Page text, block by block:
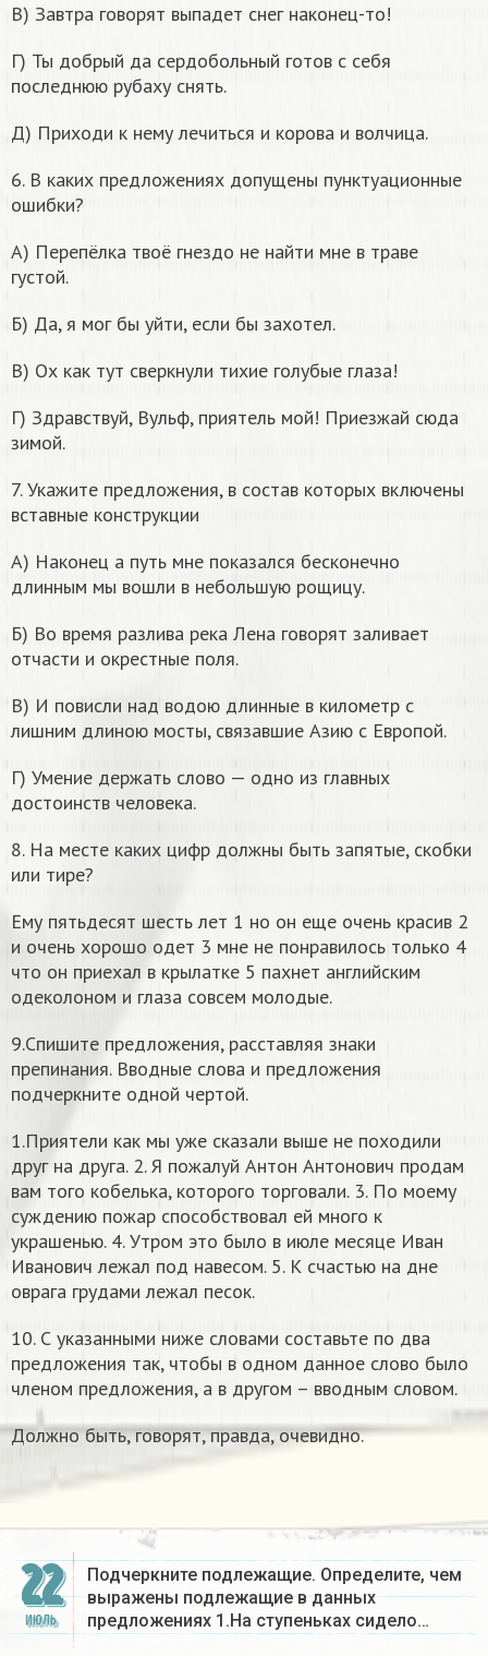
В) Завтра говорят выпадет снег наконец-то!
Г) Ты добрый да сердобольный готов с себя
последнюю рубаху снять.
Д) Приходи к нему лечиться и корова и волчица.
6. В каких предложениях допущены пунктуационные
ошибки?
A) Перепёлка твоё гнездо не найти мне в траве
густой.
Б) Да, я мог бы уйти, если бы захотел.
В) Ох как тут сверкнули тихие голубые глаза!
Г) Здравствуй, Вульф, приятель мой! Приезжай сюда
зимой.
7. Укажите предложения, в состав которых включены
вставные конструкции
A) Наконец а путь мне показался бесконечно
длинным мы вошли в небольшую рощицу.
Б) Во время разлива река Лена говорят заливает
отчасти и окрестные поля.
В) И повисли над водою длинные в километр с
лишним длиною мосты, связавшие Азию с Европой.
Г) Умение держать слово — одно из главных
достоинств человека.
8. На месте каких цифр должны быть запятые, скобки
или тире?
Ему пятьдесят шесть лет 1 но он еще очень красив 2
и очень хорошо одет 3 мне не понравилось только 4
что он приехал в крылатке 5 пахнет английским
одеколоном и глаза совсем молодые.
9.Спишите предложения, расставляя знаки
препинания. Вводные слова и предложения
подчеркните одной чертой.
1.Приятели как мы уже сказали выше не походили
друг на друга. 2. Я пожалуй Антон Антонович продам
вам того кобелька, которого торговали. 3. По моему
суждению пожар способствовал ей много к
украшенью. 4. Утром это было в июле месяце Иван
Иванович лежал под навесом. 5. К счастью на дне
оврага грудами лежал песок.
10. С указанными ниже словами составьте по два
предложения так, чтобы в одном данное слово было
членом предложения, а в другом – вводным словом.
Должно быть, говорят, правда, очевидно.
22
ИЮЛЬ
Подчеркните подлежащие. Определите, чем
выражены подлежащие в данных
предложениях 1.На ступеньках сидело…